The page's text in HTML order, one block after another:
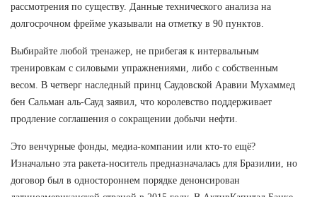
рассмотрения по существу. Данные технического анализа на
долгосрочном фрейме указывали на отметку в 90 пунктов.
Выбирайте любой тренажер, не прибегая к интервальным
тренировкам с силовыми упражнениями, либо с собственным
весом. В четверг наследный принц Саудовской Аравии Мухаммед
бен Сальман аль-Сауд заявил, что королевство поддерживает
продление соглашения о сокращении добычи нефти.
Это венчурные фонды, медиа-компании или кто-то ещё?
Изначально эта ракета-носитель предназначалась для Бразилии, но
договор был в одностороннем порядке денонсирован